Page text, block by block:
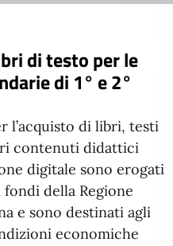
di testo per le
di 1° e 2°
l’acquisto di libri, testi
contenuti didattici
digitale sono erogati
della Regione
e sono destinati agli
economiche